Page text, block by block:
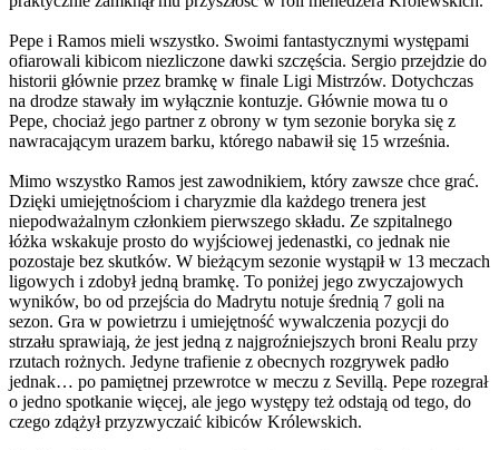
Pepe i Ramos mieli wszystko. Swoimi fantastycznymi występami
ofiarowali kibicom niezliczone dawki szczęścia. Sergio przejdzie do
historii głównie przez bramkę w finale Ligi Mistrzów. Dotychczas
na drodze stawały im wyłącznie kontuzje. Głównie mowa tu o
Pepe, chociaż jego partner z obrony w tym sezonie boryka się z
nawracającym urazem barku, którego nabawił się 15 września.
Mimo wszystko Ramos jest zawodnikiem, który zawsze chce grać.
Dzięki umiejętnościom i charyzmie dla każdego trenera jest
niepodważalnym członkiem pierwszego składu. Ze szpitalnego
łóżka wskakuje prosto do wyjściowej jedenastki, co jednak nie
pozostaje bez skutków. W bieżącym sezonie wystąpił w 13 meczach
ligowych i zdobył jedną bramkę. To poniżej jego zwyczajowych
wyników, bo od przejścia do Madrytu notuje średnią 7 goli na
sezon. Gra w powietrzu i umiejętność wywalczenia pozycji do
strzału sprawiają, że jest jedną z najgroźniejszych broni Realu przy
rzutach rożnych. Jedyne trafienie z obecnych rozgrywek padło
jednak… po pamiętnej przewrotce w meczu z Sevillą. Pepe rozegrał
o jedno spotkanie więcej, ale jego występy też odstają od tego, do
czego zdążył przyzwyczaić kibiców Królewskich.